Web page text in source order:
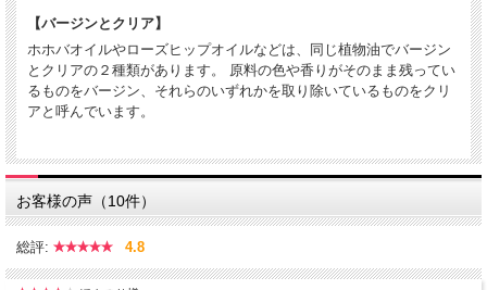
【バージンとクリア】
ホホバオイルやローズヒップオイルなどは、同じ植物油でバージン
とクリアの２種類があります。 原料の色や香りがそのまま残ってい
るものをバージン、それらのいずれかを取り除いているものをクリ
アと呼んでいます。
お客様の声（10件）
総評: 4.8